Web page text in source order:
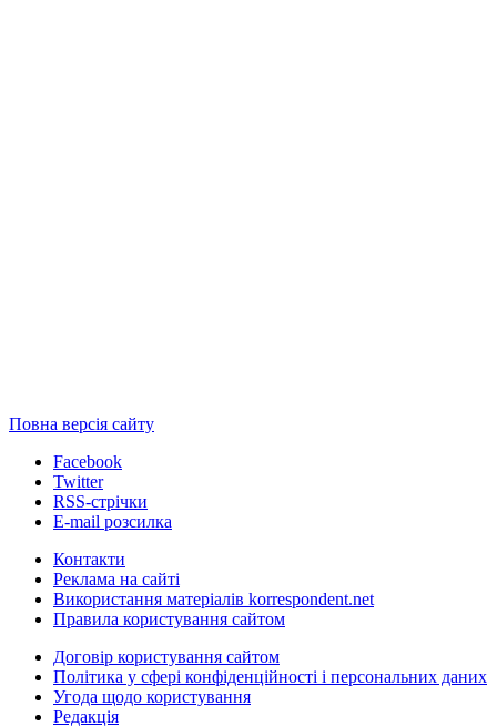
Повна версія сайту
Facebook
Twitter
RSS-стрічки
E-mail розсилка
Контакти
Реклама на сайті
Використання матеріалів korrespondent.net
Правила користування сайтом
Договір користування сайтом
Політика у сфері конфіденційності і персональних даних
Угода щодо користування
Редакція